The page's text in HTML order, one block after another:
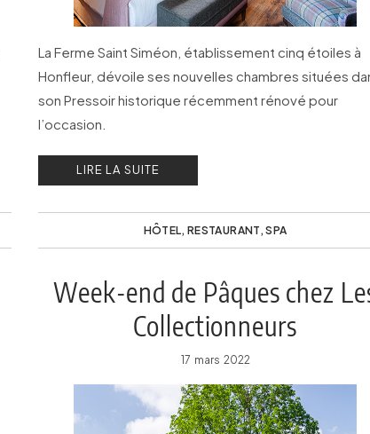
La Ferme Saint Siméon, établissement cinq étoiles à
Honfleur, dévoile ses nouvelles chambres situées
son Pressoir historique récemment rénové pour
l’occasion.
LIRE LA SUITE
HÔTEL,RESTAURANT,SPA
Week-end de Pâques chez
Collectionneurs
17 mars 2022